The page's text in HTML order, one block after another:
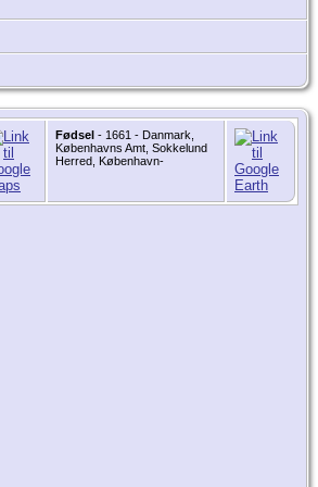
Fødsel - 1661 - Danmark,
Københavns Amt, Sokkelund
Herred, København-